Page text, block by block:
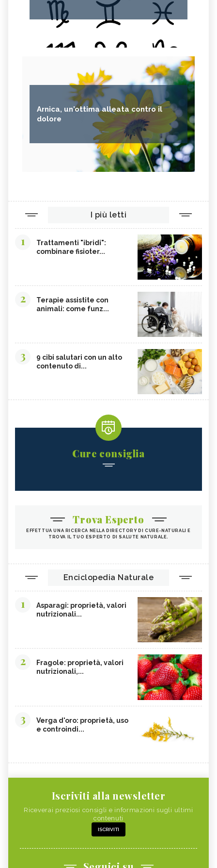
Arnica, un'ottima alleata contro il
dolore
I più letti
1
Trattamenti "ibridi":
combinare fisioter...
2
Terapie assistite con
animali: come funz...
3
9 cibi salutari con un alto
contenuto di...
Cure consiglia
Trova Esperto
EFFETTUA UNA RICERCA NELLA DIRECTORY DI CURE-NATURALI E
TROVA IL TUO ESPERTO DI SALUTE NATURALE.
Enciclopedia Naturale
1
Asparagi: proprietà, valori
nutrizionali...
2
Fragole: proprietà, valori
nutrizionali,...
3
Verga d'oro: proprietà, uso
e controindi...
Iscriviti alla newsletter
Riceverai preziosi consigli e informazioni sugli ultimi
contenuti
ISCRIVITI